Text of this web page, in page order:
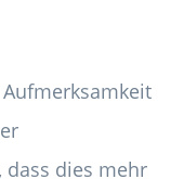
dass dies mehr